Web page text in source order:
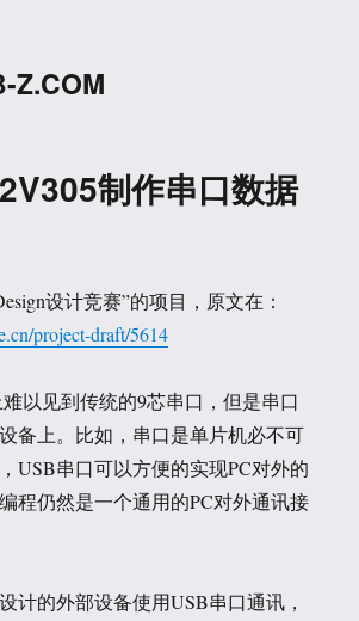
Z.COM
制作串口数据
设计竞赛”的项目，原文在：
project-draft/5614
以见到传统的9芯串口，但是串口
备上。比如，串口是单片机必不可
USB串口可以方便的实现PC对外的
程仍然是一个通用的PC对外通讯接
计的外部设备使用USB串口通讯，